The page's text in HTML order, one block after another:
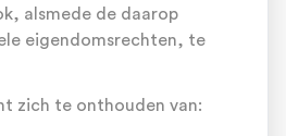
alsmede de daarop
eigendomsrechten, te
zich te onthouden van: